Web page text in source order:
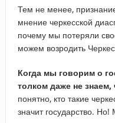
Тем не менее,
мнение черкесской
почему мы потеряли
можем возродить
Когда мы говорим о
толком даже не знаем,
понятно, кто такие
значит государство.